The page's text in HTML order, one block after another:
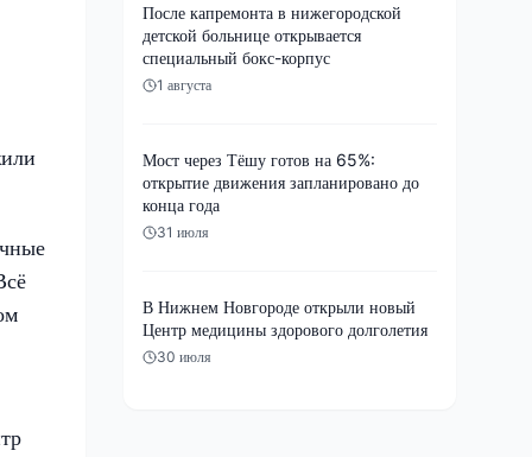
После капремонта в нижегородской
детской больнице открывается
специальный бокс-корпус
1 августа
Мост через Тёшу готов на 65%:
открытие движения запланировано до
конца года
31 июля
В Нижнем Новгороде открыли новый
Центр медицины здорового долголетия
30 июля